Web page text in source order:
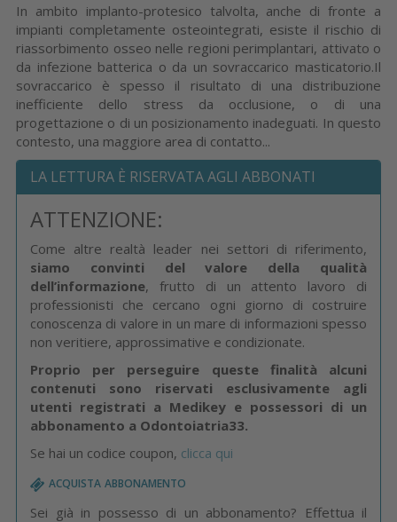
In ambito implanto-protesico talvolta, anche di fronte a
impianti completamente osteointegrati, esiste il rischio di
riassorbimento osseo nelle regioni perimplantari, attivato o
da infezione batterica o da un sovraccarico masticatorio.Il
sovraccarico è spesso il risultato di una distribuzione
inefficiente dello stress da occlusione, o di una
progettazione o di un posizionamento inadeguati. In questo
contesto, una maggiore area di contatto...
LA LETTURA È RISERVATA AGLI ABBONATI
ATTENZIONE:
Come altre realtà leader nei settori di riferimento,
siamo convinti del valore della qualità
dell’informazione, frutto di un attento lavoro di
professionisti che cercano ogni giorno di costruire
conoscenza di valore in un mare di informazioni spesso
non veritiere, approssimative e condizionate.
Proprio per perseguire queste finalità alcuni
contenuti sono riservati esclusivamente agli
utenti registrati a Medikey e possessori di un
abbonamento a Odontoiatria33.
Se hai un codice coupon, clicca qui
acquista abbonamento
Sei già in possesso di un abbonamento? Effettua il